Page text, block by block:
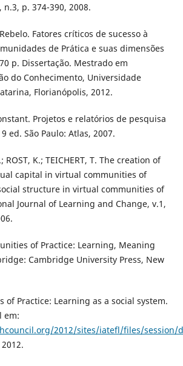
p. 374-390, 2008.
Fatores críticos de sucesso à
de Prática e suas dimensões
p. Dissertação. Mestrado em
do Conhecimento, Universidade
Florianópolis, 2012.
Projetos e relatórios de pesquisa
ed. São Paulo: Atlas, 2007.
ROST, K.; TEICHERT, T. The creation of
capital in virtual communities of
structure in virtual communities of
Journal of Learning and Change, v.1,
of Practice: Learning, Meaning
Cambridge University Press, New
of Practice: Learning as a social system.
em:
2012/sites/iatefl/files/session/